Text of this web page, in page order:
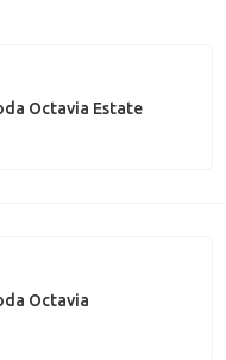
Octavia Estate
Octavia